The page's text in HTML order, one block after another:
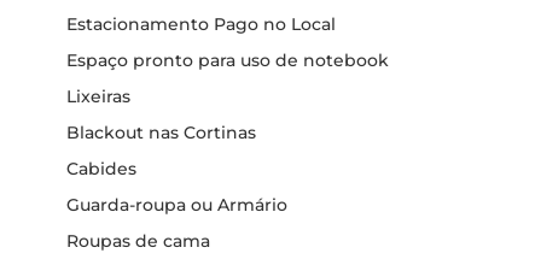
Estacionamento Pago no Local
Espaço pronto para uso de notebook
Lixeiras
Blackout nas Cortinas
Cabides
Guarda-roupa ou Armário
Roupas de cama